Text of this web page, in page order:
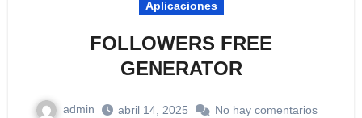
Aplicaciones
FOLLOWERS FREE
GENERATOR
admin abril 14, 2025 No hay comentarios